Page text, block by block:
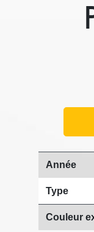
Année
Type
Couleur